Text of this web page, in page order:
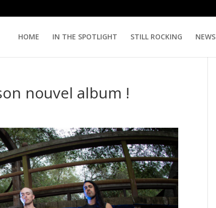
HOME IN THE SPOTLIGHT STILL ROCKING NEWS
nouvel album !